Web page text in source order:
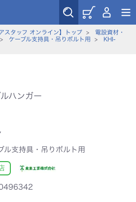
スタッフ オンライン】トップ> 電設資材・
ケーブル支持具・吊りボルト用 >
KHI-
ハンガー
ル支持具・吊りボルト用